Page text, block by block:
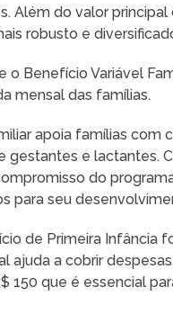
Além do valor
robusto e
o Benefício Variável
mensal das famílias.
apoia famílias
gestantes e lactantes.
do
para seu
de Primeira Infância
ajuda a cobrir
150 que é essencial